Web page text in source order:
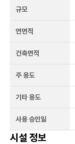
규모
연면적
건축면적
주 용도
기타 용도
사용 승인일
시설 정보